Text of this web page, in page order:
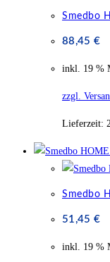
Smedbo
88,45 €
inkl. 19 %
zzgl.
Lieferzeit:
Smedbo
51,45 €
inkl. 19 %